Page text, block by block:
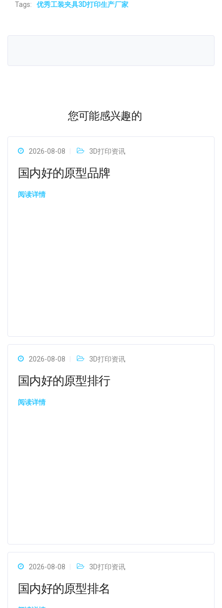
Tags: 优秀工装夹具3D打印生产厂家
您可能感兴趣的
2026-08-08 3D打印资讯
国内好的原型品牌
阅读详情
2026-08-08 3D打印资讯
国内好的原型排行
阅读详情
2026-08-08 3D打印资讯
国内好的原型排名